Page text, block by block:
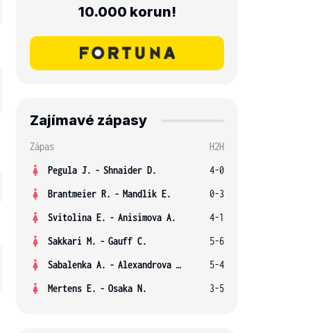
10.000 korun!
Zajímavé zápasy
Zápas
H2H
Pegula J. - Shnaider D.
4-0
Brantmeier R. - Mandlik E.
0-3
Svitolina E. - Anisimova A.
4-1
Sakkari M. - Gauff C.
5-6
Sabalenka A. - Alexandrova E.
5-4
Mertens E. - Osaka N. 3-5